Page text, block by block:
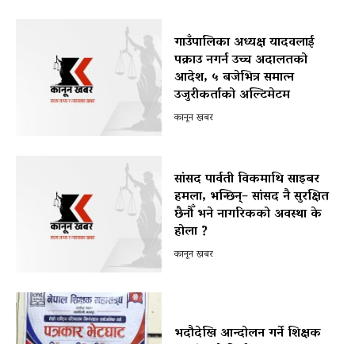
गाउँपालिका अध्यक्ष यादवलाई
पक्राउ नगर्न उच्च अदालतको
आदेश, ५ बजेभित्र समात्न
उजुरीकर्ताको अल्टिमेटम
कानून खबर
सांसद पार्वती विकमाथि साइबर
हमला, भन्छिन्– सांसद नै सुरक्षित
छैनौँ भने नागरिकको अवस्था के
होला ?
कानून खबर
भदौदेखि आन्दोलन गर्ने शिक्षक